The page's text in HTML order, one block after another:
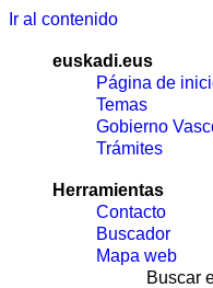
Ir al contenido
euskadi.eus
Página de
Temas
Gobierno
Trámites
Herramientas
Contacto
Buscador
Mapa web
Buscar